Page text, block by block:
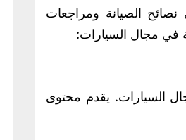
الصيانة ومراجعات
في مجال السيارات:
السيارات. يقدم محتوى